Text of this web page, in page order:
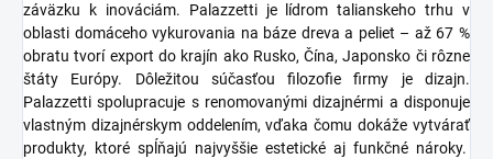
záväzku k inováciám. Palazzetti je lídrom talianskeho trhu v
oblasti domáceho vykurovania na báze dreva a peliet – až 67 %
obratu tvorí export do krajín ako Rusko, Čína, Japonsko či rôzne
štáty Európy. Dôležitou súčasťou filozofie firmy je dizajn.
Palazzetti spolupracuje s renomovanými dizajnérmi a disponuje
vlastným dizajnérskym oddelením, vďaka čomu dokáže vytvárať
produkty, ktoré spĺňajú najvyššie estetické aj funkčné nároky.